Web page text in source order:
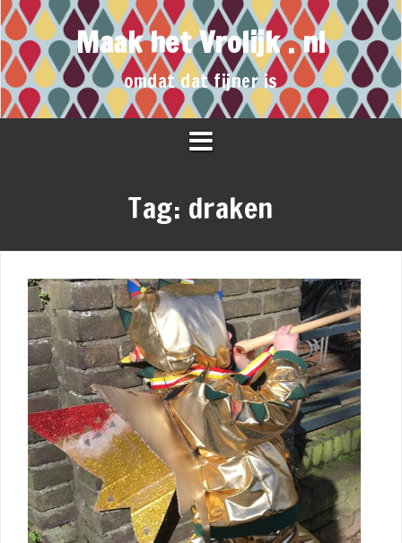
Maak het Vrolijk . nl
omdat dat fijner is
Tag: draken